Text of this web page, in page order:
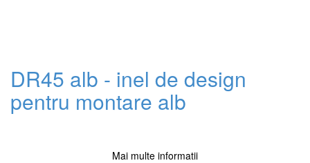
DR45 alb - inel de design
pentru montare alb
Mai multe informatii